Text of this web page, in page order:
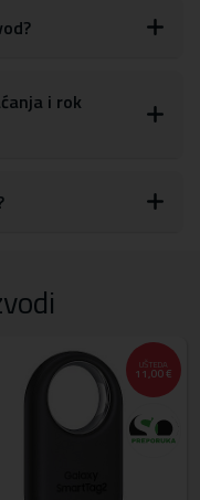
i rok
UŠTEDA
11,00 €